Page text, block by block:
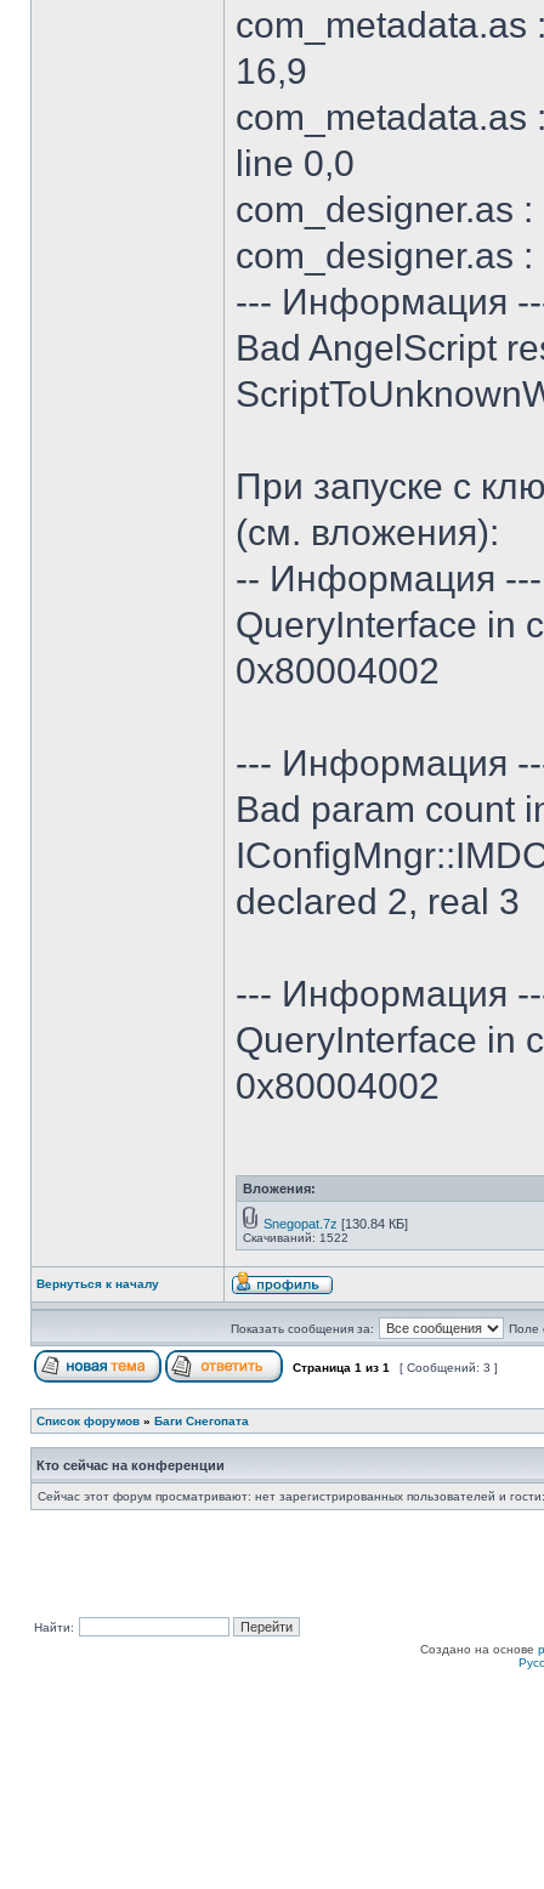
com_metadata.as
16,9
com_metadata.as
line 0,0
com_designer.as
com_designer.as
--- Информация
Bad AngelScript
При запуске с
(см. вложения):
-- Информация ---
QueryInterface in
0x80004002
--- Информация
Bad param count
declared 2, real 3
--- Информация
QueryInterface in
0x80004002
Вложения:
Snegopat.7z [130.84 КБ]
Скачиваний: 1522
Вернуться к началу
Показать сообщения за: Поле
Страница 1 из 1 [ Сообщений: 3 ]
Список форумов » Баги Снегопата
Кто сейчас на конференции
Сейчас этот форум просматривают: нет зарегистрированных пользователей и
Найти:
Создано на основе